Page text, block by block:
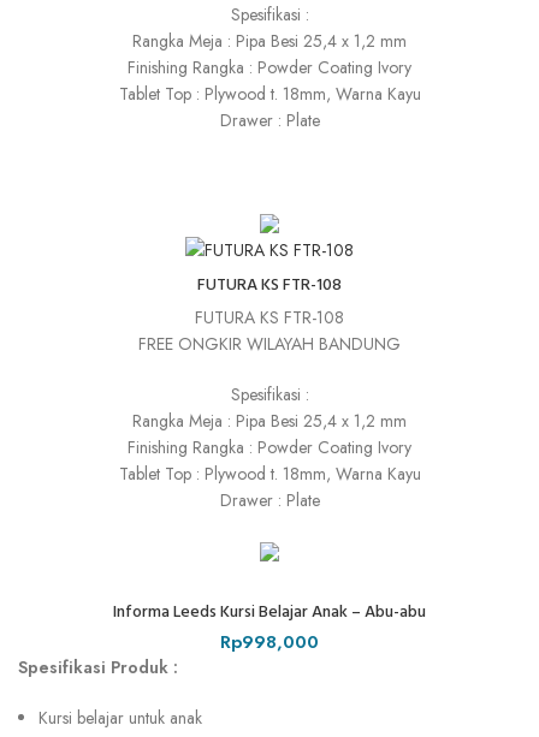
Spesifikasi :
Rangka Meja : Pipa Besi 25,4 x 1,2 mm
Finishing Rangka : Powder Coating Ivory
Tablet Top : Plywood t. 18mm, Warna Kayu
Drawer : Plate
FUTURA KS FTR-108
FUTURA KS FTR-108
FREE ONGKIR WILAYAH BANDUNG
Spesifikasi :
Rangka Meja : Pipa Besi 25,4 x 1,2 mm
Finishing Rangka : Powder Coating Ivory
Tablet Top : Plywood t. 18mm, Warna Kayu
Drawer : Plate
Informa Leeds Kursi Belajar Anak – Abu-abu
Rp998,000
Spesifikasi Produk :
Kursi belajar untuk anak